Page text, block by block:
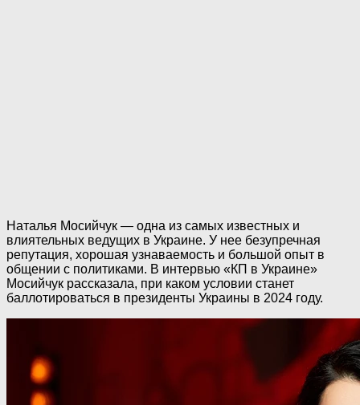
Наталья Мосийчук — одна из самых известных и
влиятельных ведущих в Украине. У нее безупречная
репутация, хорошая узнаваемость и большой опыт в
общении с политиками. В интервью «КП в Украине»
Мосийчук рассказала, при каком условии станет
баллотироваться в президенты Украины в 2024 году.